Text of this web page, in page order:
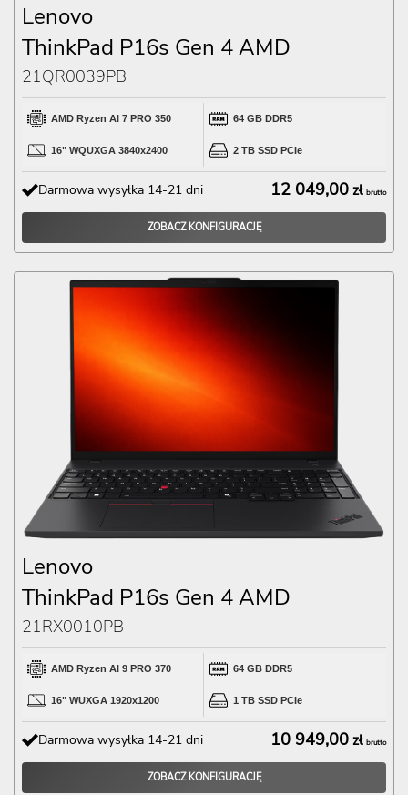
Lenovo
ThinkPad P16s Gen 4 AMD
21QR0039PB
AMD Ryzen AI 7 PRO 350 64 GB DDR5
16" WQUXGA 3840x2400 2 TB SSD PCIe
Darmowa wysyłka 14-21 dni 12 049,00 zł brutto
ZOBACZ KONFIGURACJĘ
Lenovo
ThinkPad P16s Gen 4 AMD
21RX0010PB
AMD Ryzen AI 9 PRO 370 64 GB DDR5
16" WUXGA 1920x1200 1 TB SSD PCIe
Darmowa wysyłka 14-21 dni 10 949,00 zł brutto
ZOBACZ KONFIGURACJĘ